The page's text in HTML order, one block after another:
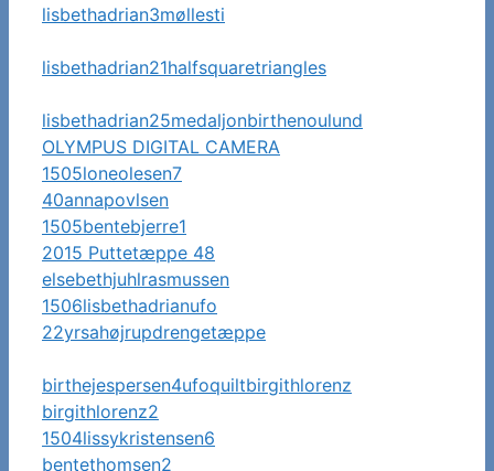
lisbethadrian3møllesti
lisbethadrian21halfsquaretriangles
lisbethadrian25medaljonbirthenoulund
OLYMPUS DIGITAL CAMERA
1505loneolesen7
40annapovlsen
1505bentebjerre1
2015 Puttetæppe 48
elsebethjuhlrasmussen
1506lisbethadrianufo
22yrsahøjrupdrengetæppe
birthejespersen4ufoquiltbirgithlorenz
birgithlorenz2
1504lissykristensen6
bentethomsen2